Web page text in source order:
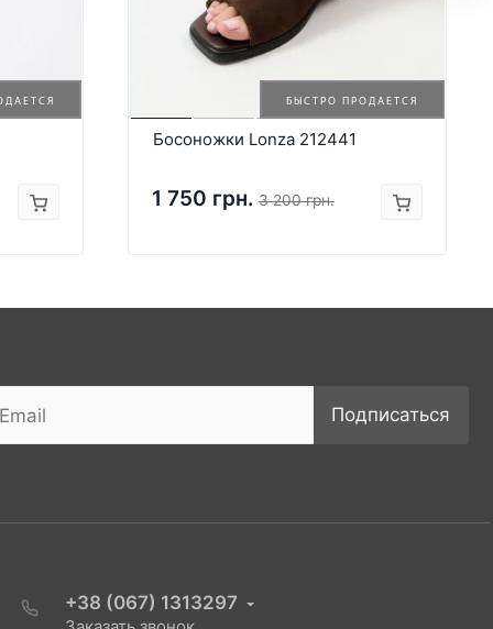
БЫСТРО ПРОДАЕТСЯ
Босоножки Lonza 212441
1 750 грн. 3 200 грн.
Подписаться
+38 (067) 1313297